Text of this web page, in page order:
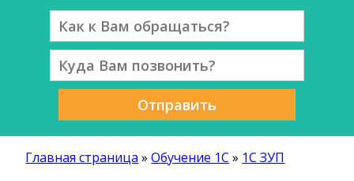
Отправить
Главная страница »Обучение 1С » 1С ЗУП